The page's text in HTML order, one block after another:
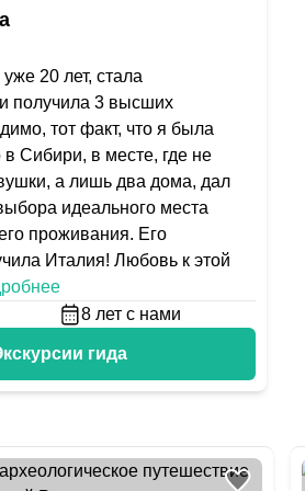
20 лет, стала
получила 3 высших
тот факт, что я была
в Сибири, в месте, где не
а лишь два дома, дал
идеального места
проживания. Его
Италия! Любовь к этой
8 лет с нами
гида